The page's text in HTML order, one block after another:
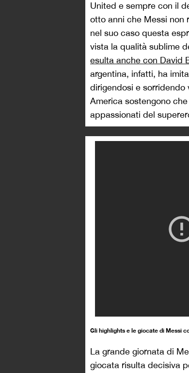
United e sempre con il
otto anni che Messi non
nel suo caso questa
vista la qualità sublime
esulta anche con David
argentina, infatti, ha
dirigendosi e sorridendo
America sostengono
appassionati del
Gli highlights e le giocate di Messi
La grande giornata di
giocata risulta decisiva